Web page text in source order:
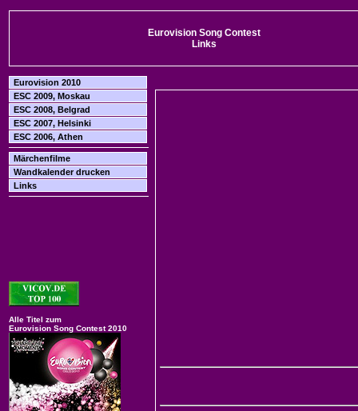
Eurovision Song Contest
Links
Eurovision 2010
ESC 2009, Moskau
ESC 2008, Belgrad
ESC 2007, Helsinki
ESC 2006, Athen
Märchenfilme
Wandkalender drucken
Links
Alle Titel zum
Eurovision Song Contest 2010